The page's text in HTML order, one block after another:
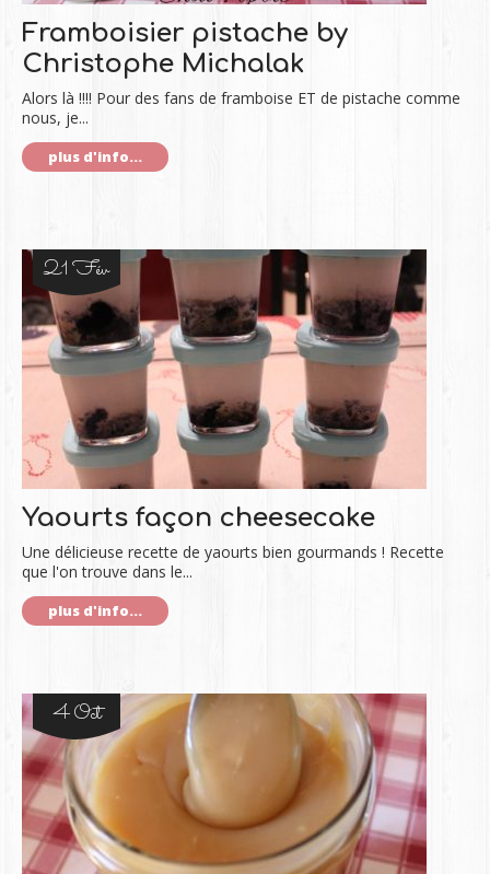
Framboisier pistache by
Christophe Michalak
Alors là !!!! Pour des fans de framboise ET de pistache comme
nous, je...
plus d'info...
21 Fév
Yaourts façon cheesecake
Une délicieuse recette de yaourts bien gourmands ! Recette
que l'on trouve dans le...
plus d'info...
4 Oct